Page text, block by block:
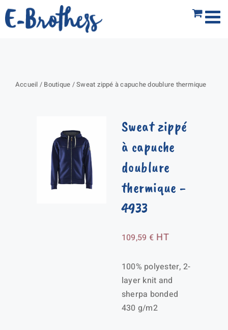
Passer
au
Accueil / Boutique /Sweat zippé à capuche doublure thermique
Sweat zippé
à capuche
doublure
thermique -
4933
109,59 € HT
100% polyester, 2-
layer knit and
sherpa bonded
430 g/m2